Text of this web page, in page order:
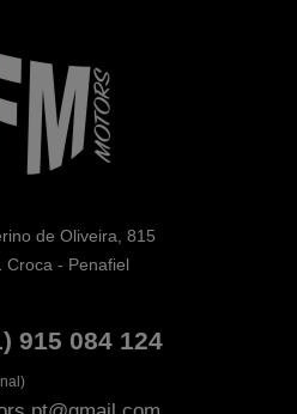
de Oliveira, 815
Croca - Penafiel
915 084 124